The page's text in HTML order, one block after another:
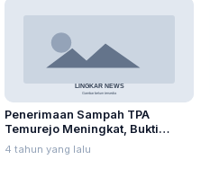
Penerimaan Sampah TPA
Temurejo Meningkat, Bukti
Masyarakat Blora Peduli
Kebersihan
4 tahun yang lalu